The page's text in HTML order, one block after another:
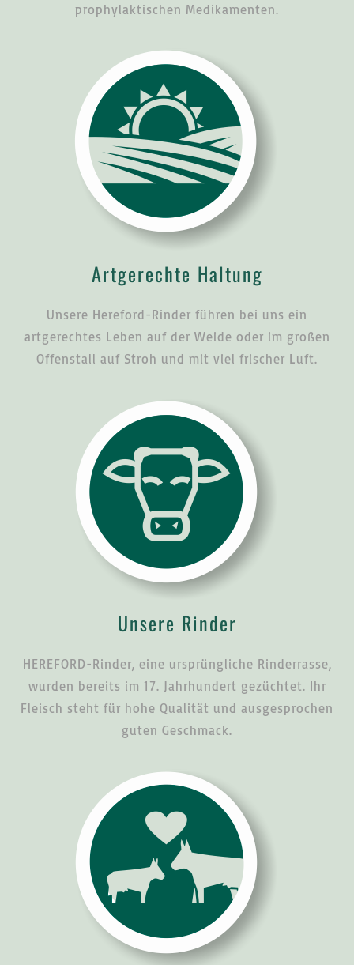
prophylaktischen Medikamenten.
Artgerechte Haltung
Unsere Hereford-Rinder führen bei uns ein
artgerechtes Leben auf der Weide oder im großen
Offenstall auf Stroh und mit viel frischer Luft.
Unsere Rinder
HEREFORD-Rinder, eine ursprüng­liche Rinderrasse,
wurden bereits im 17. Jahrhundert gezüchtet. Ihr
Fleisch steht für hohe Qualität und ausgesprochen
guten Ge­schmack.